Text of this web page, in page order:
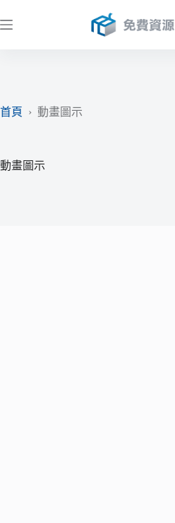
至
首頁
› 動畫圖示
動畫圖示